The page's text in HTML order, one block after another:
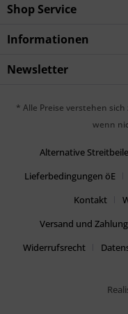
Shop Service
Informationen
Newsletter
* Alle Preise verstehen
wenn
Alternative
Lieferbedingungen öE
Kontakt
Versand und
Widerrufsrecht